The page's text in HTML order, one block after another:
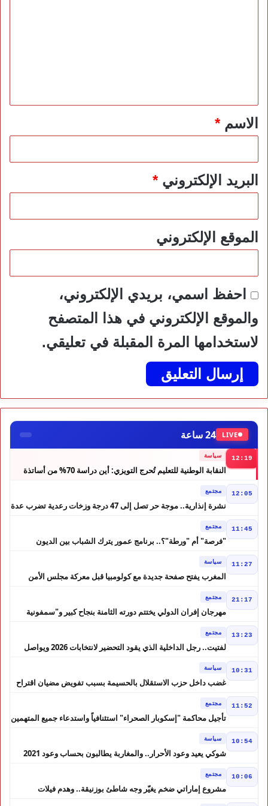
*الاسم*
البريد الإلكتروني*
الموقع الإلكتروني
احفظ اسمي، بريدي الإلكتروني،
والموقع الإلكتروني في هذا المتصفح
لاستخدامها المرة المقبلة في تعليقي.
LIVE 24 ساعة
12:19 سياسة
النقابة الوطنية للتعليم تُحرج التويزي: أين دراسة 70% من أساتذة
12:05 مجتمع
نشرة إنذارية.. موجة حر تصل إلى 47 درجة وزخات رعدية تضرب عدة
11:45 مجتمع
"فرصة" أم "ورطة"؟.. برنامج عمور يترك الشباب بين الديون
11:27 سياسة
المغرب يفتح صفحة جديدة مع كولومبيا قبل معركة مجلس الأمن
21:17 مجتمع
مهرجان إفران الدولي يختتم دورته الثامنة بنجاح كبير و"سمفونية
13:23 مجتمع
لفتيت.. رجل الداخلية الذي يقود التحضير لانتخابات 2026 ويواصل
10:31 سياسة
غضب داخل حزب الاستقلال بالحسيمة بسبب تفويض مضيان اقتراح
11:52 مجتمع
تأجيل محاكمة "إسكوبار الصحراء" استئنافياً واستدعاء جميع المتهمين
10:54 سياسة
شوكي يعيد وعود الأحرار.. والمغاربة يطالبون بحساب وعود 2021
10:06 مجتمع
مشروع إماراتي ضخم يغيّر وجه شاطئ بوزنيقة.. وهدم فيلات